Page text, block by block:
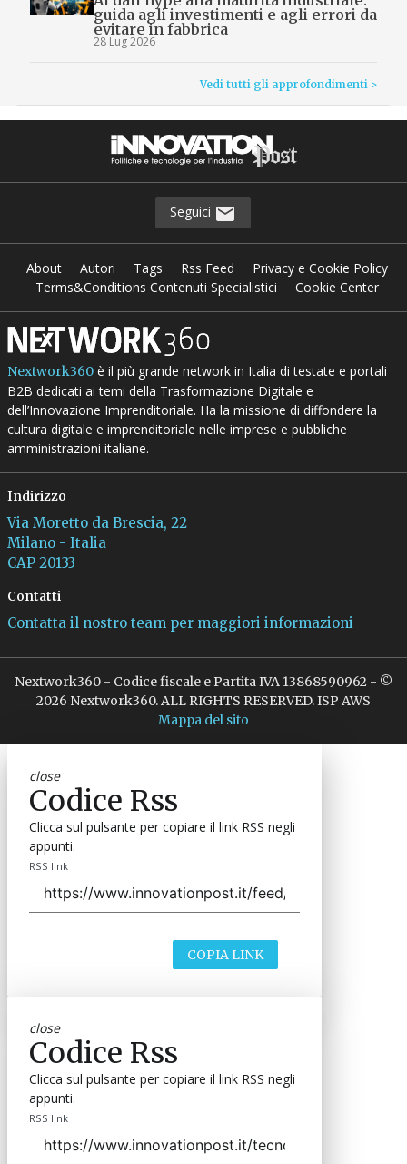
guida agli investimenti e agli errori da
evitare in fabbrica
28 Lug 2026
Vedi tutti gli approfondimenti >
Seguici
About Autori Tags Rss Feed
Privacy e Cookie Policy
Terms&Conditions Contenuti Specialistici
Cookie Center
Nextwork360è il più grande network in Italia di testate e portali
B2B dedicati ai temi della Trasformazione Digitale e
dell’Innovazione Imprenditoriale. Ha la missione di diffondere la
cultura digitale e imprenditoriale nelle imprese e pubbliche
amministrazioni italiane.
Indirizzo
Via Moretto da Brescia, 22
Milano - Italia
CAP 20133
Contatti
Contatta il nostro team per maggiori informazioni
Nextwork360 - Codice fiscale e Partita IVA 13868590962 - ©
2026 Nextwork360. ALL RIGHTS RESERVED. ISP AWS
Mappa del sito
close
Codice Rss
Clicca sul pulsante per copiare il link RSS negli
appunti.
RSS link
COPIA LINK
close
Codice Rss
Clicca sul pulsante per copiare il link RSS negli
appunti.
RSS link